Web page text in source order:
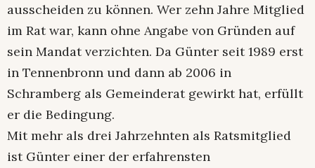
ausscheiden zu können. Wer zehn Jahre Mitglied
im Rat war, kann ohne Angabe von Gründen auf
sein Mandat verzichten. Da Günter seit 1989 erst
in Tennenbronn und dann ab 2006 in
Schramberg als Gemeinderat gewirkt hat, erfüllt
er die Bedingung.
Mit mehr als drei Jahrzehnten als Ratsmitglied
ist Günter einer der erfahrensten